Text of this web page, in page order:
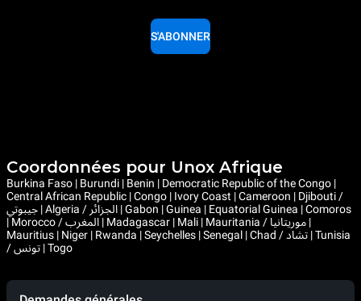
S'ABONNER
Coordonnées pour Unox Afrique
Burkina Faso | Burundi | Benin | Democratic Republic of the Congo |
Central African Republic | Congo | Ivory Coast | Cameroon | Djibouti /
جيبوتي | Algeria / الجزائر | Gabon | Guinea | Equatorial Guinea | Comoros
| Morocco / المغرب | Madagascar | Mali | Mauritania / موريتانيا |
Mauritius | Niger | Rwanda | Seychelles | Senegal | Chad / تشاد | Tunisia
/ تونس | Togo